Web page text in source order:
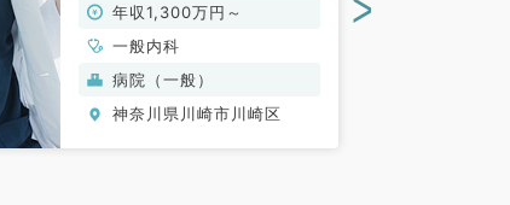
年収1,300万円～
一般内科
病院（一般）
神奈川県川崎市川崎区